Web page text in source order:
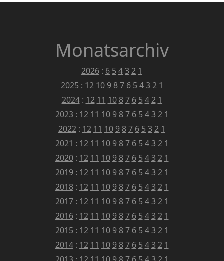
Monatsarchiv
2026 : 6 5 43 2 1
2025 : 12 10 9 8 7 6 5 4 3 2 1
2024: 12 11 10 8 7 6 5 4 2 1
2023 : 12 11 10 9 8 7 6 5 4 3 2 1
2022 : 12 11 10 9 87 6 5 3 2 1
2021 : 12 11 10 9 8 7 6 5 4 3 2 1
2020: 12 11 10 9 8 7 6 5 4 3 2 1
2019: 12 11 10 9 8 7 6 5 4 3 2 1
2018: 12 11 10 9 8 7 6 5 4 3 2 1
2017: 12 11 10 9 8 7 6 5 4 3 2 1
2016: 12 11 10 9 8 7 6 5 4 3 2 1
2015 : 12 11 10 9 8 7 6 5 4 3 2 1
2014: 12 11 10 9 8 7 6 5 4 3 2 1